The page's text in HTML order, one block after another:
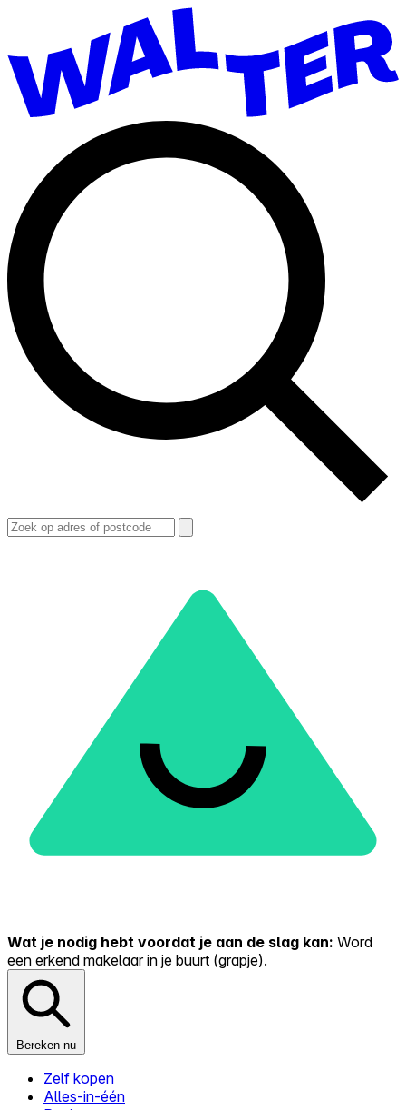
Wat je nodig hebt voordat je aan de slag kan: Word
een erkend makelaar in je buurt (grapje).
Bereken nu
Zelf kopen
Alles-in-één